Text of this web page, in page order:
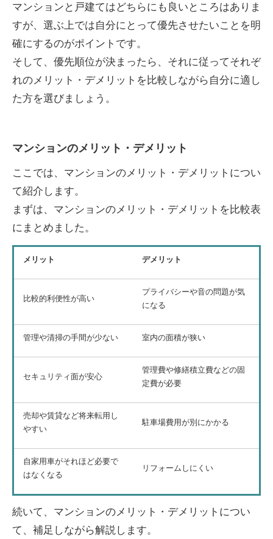
マンションと戸建てはどちらにも良いところはありま
すが、選ぶ上では自分にとって優先させたいことを明
確にするのがポイントです。
そして、優先順位が決まったら、それに従ってそれぞ
れのメリット・デメリットを比較しながら自分に適し
た方を選びましょう。
マンションのメリット・デメリット
ここでは、マンションのメリット・デメリットについ
て紹介します。
まずは、マンションのメリット・デメリットを比較表
にまとめました。
メリット デメリット
比較的利便性が高い
プライバシーや音の問題が気
になる
管理や清掃の手間が少ない 室内の面積が狭い
セキュリティ面が安心
管理費や修繕積立費などの固
定費が必要
売却や賃貸など将来転用し
やすい
駐車場費用が別にかかる
自家用車がそれほど必要で
はなくなる
リフォームしにくい
続いて、マンションのメリット・デメリットについ
て、補足しながら解説します。